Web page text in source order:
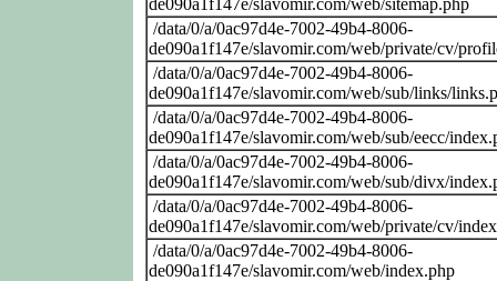
/data/0/a/0ac97d4e-7002-49b4-8006-
de090a1f147e/slavomir.com/web/private/cv/
/data/0/a/0ac97d4e-7002-49b4-8006-
de090a1f147e/slavomir.com/web/sub/links/
/data/0/a/0ac97d4e-7002-49b4-8006-
de090a1f147e/slavomir.com/web/sub/eecc/
/data/0/a/0ac97d4e-7002-49b4-8006-
de090a1f147e/slavomir.com/web/sub/divx/
/data/0/a/0ac97d4e-7002-49b4-8006-
de090a1f147e/slavomir.com/web/private/cv/
/data/0/a/0ac97d4e-7002-49b4-8006-
de090a1f147e/slavomir.com/web/index.php